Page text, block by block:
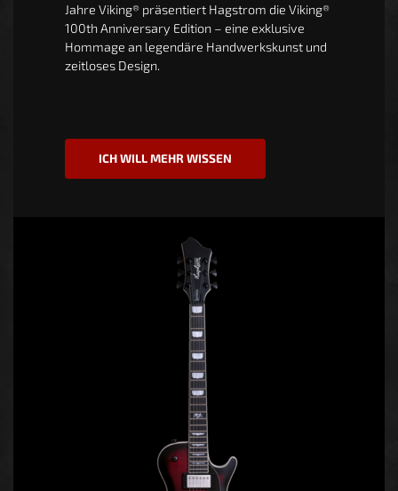
Jahre Viking® präsentiert Hagstrom die Viking®
100th Anniversary Edition – eine exklusive
Hommage an legendäre Handwerkskunst und
zeitloses Design.
ICH WILL MEHR WISSEN